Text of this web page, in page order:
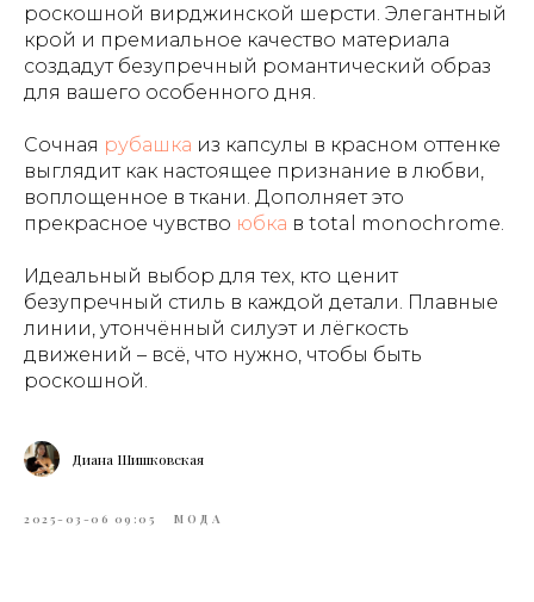
роскошной вирджинской шерсти. Элегантный
крой и премиальное качество материала
создадут безупречный романтический образ
для вашего особенного дня.
Сочная рубашка из капсулы в красном оттенке
выглядит как настоящее признание в любви,
воплощенное в ткани. Дополняет это
прекрасное чувство юбка в total monochrome.
Идеальный выбор для тех, кто ценит
безупречный стиль в каждой детали. Плавные
линии, утончённый силуэт и лёгкость
движений – всё, что нужно, чтобы быть
роскошной.
Диана Шишковская
2025-03-06 09:05 МОДА